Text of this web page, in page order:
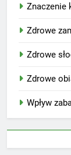
Znaczenie
Zdrowe
Zdrowe
Zdrowe
Wpływ